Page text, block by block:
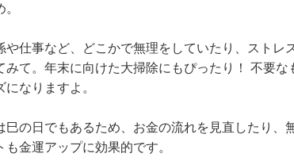
や仕事など、どこかで無理をしていたり、ストレ
みて。年末に向けた大掃除にもぴったり！ 不要
になりますよ。
巳の日でもあるため、お金の流れを見直したり、
も金運アップに効果的です。